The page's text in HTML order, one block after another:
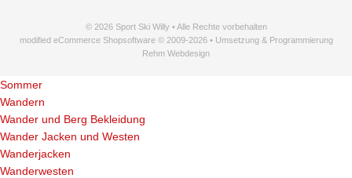
© 2026 Sport Ski Willy • Alle Rechte vorbehalten
modified eCommerce Shopsoftware © 2009-2026 • Umsetzung & Programmierung
Rehm Webdesign
Sommer
Wandern
Wander und Berg Bekleidung
Wander Jacken und Westen
Wanderjacken
Wanderwesten